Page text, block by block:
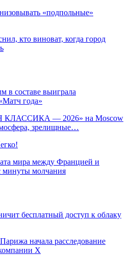
«подпольные»
кто виноват, когда город
в составе выиграла
года»
КЛАССИКА — 2026» на Moscow
зрелищные…
мира между Францией и
минуты молчания
бесплатный доступ к облаку
начала расследование
X